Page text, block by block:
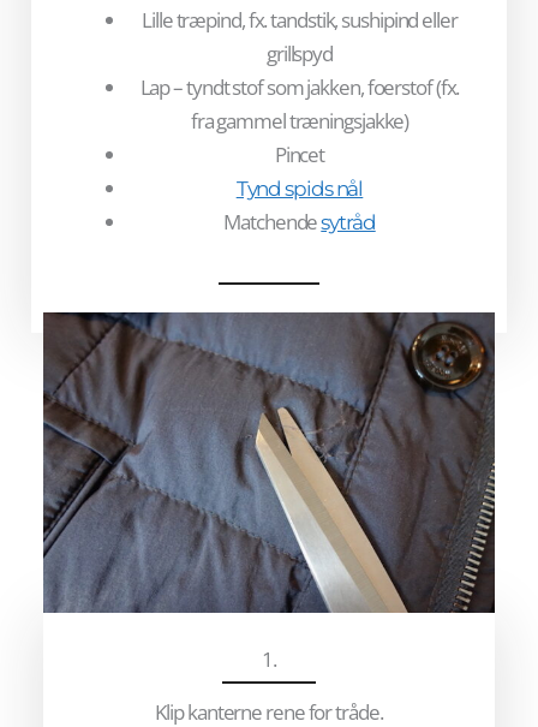
Lille træpind, fx. tandstik, sushipind eller
grillspyd
Lap – tyndt stof som jakken, foerstof (fx.
fra gammel træningsjakke)
Pincet
Tynd spids nål
Matchendesytråd
1.
Klip kanterne rene for tråde.